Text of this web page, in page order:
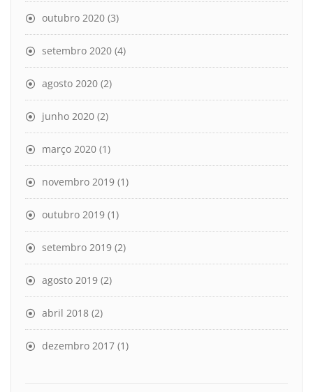
outubro 2020 (3)
setembro 2020 (4)
agosto 2020 (2)
junho 2020 (2)
março 2020 (1)
novembro 2019 (1)
outubro 2019 (1)
setembro 2019 (2)
agosto 2019 (2)
abril 2018 (2)
dezembro 2017 (1)